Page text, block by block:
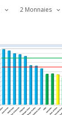
2 Monnaies